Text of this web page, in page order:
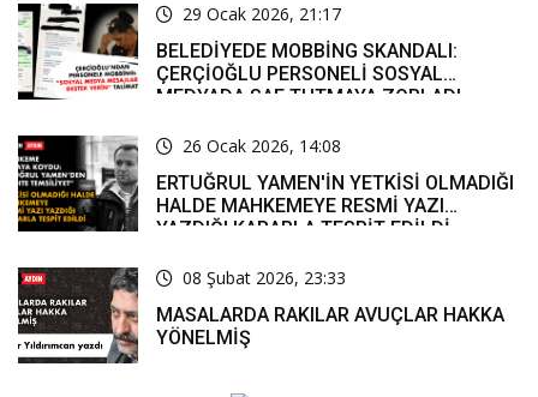
29 Ocak 2026, 21:17
BELEDİYEDE MOBBİNG SKANDALI:
ÇERÇİOĞLU PERSONELİ SOSYAL
MEDYADA SAF TUTMAYA ZORLADI
26 Ocak 2026, 14:08
ERTUĞRUL YAMEN'İN YETKİSİ OLMADIĞI
HALDE MAHKEMEYE RESMİ YAZI
YAZDIĞI KARARLA TESPİT EDİLDİ
08 Şubat 2026, 23:33
MASALARDA RAKILAR AVUÇLAR HAKKA
YÖNELMİŞ